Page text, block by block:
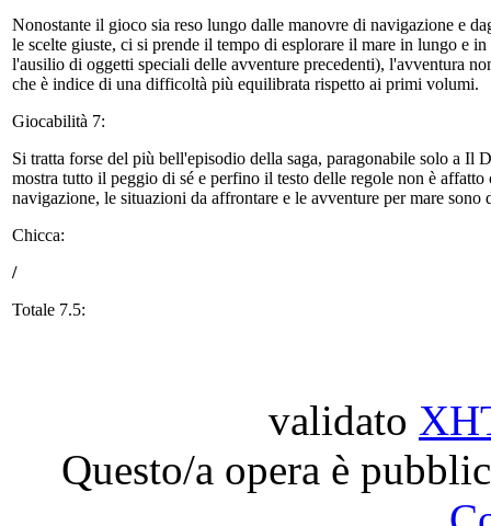
Nonostante il gioco sia reso lungo dalle manovre di navigazione e
le scelte giuste, ci si prende il tempo di esplorare il mare in lungo e
l'ausilio di oggetti speciali delle avventure precedenti), l'avventura
che è indice di una difficoltà più equilibrata rispetto ai primi volumi.
Giocabilità 7:
Si tratta forse del più bell'episodio della saga, paragonabile solo a
mostra tutto il peggio di sé e perfino il testo delle regole non è
navigazione, le situazioni da affrontare e le avventure per mare
Chicca:
/
Totale 7.5:
validato
Questo/a opera è